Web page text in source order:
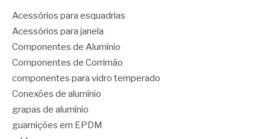
Acessórios para esquadrias
Acessórios para janela
Componentes de Alumínio
Componentes de Corrimão
componentes para vidro temperado
Conexões de alumínio
grapas de alumínio
guarnições em EPDM